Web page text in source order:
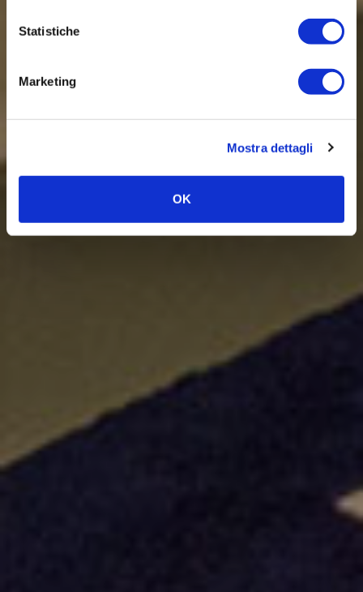
Statistiche
Marketing
Mostra dettagli
OK